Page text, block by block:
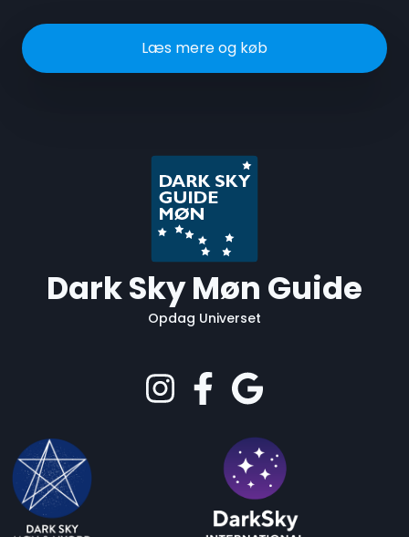
Læs mere og køb
Dark Sky Møn Guide
Opdag Universet